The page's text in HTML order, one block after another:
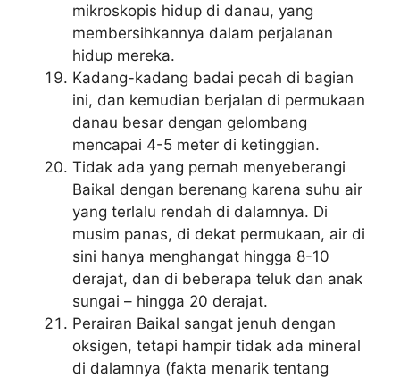
mikroskopis hidup di danau, yang
membersihkannya dalam perjalanan
hidup mereka.
Kadang-kadang badai pecah di bagian
ini, dan kemudian berjalan di permukaan
danau besar dengan gelombang
mencapai 4-5 meter di ketinggian.
Tidak ada yang pernah menyeberangi
Baikal dengan berenang karena suhu air
yang terlalu rendah di dalamnya. Di
musim panas, di dekat permukaan, air di
sini hanya menghangat hingga 8-10
derajat, dan di beberapa teluk dan anak
sungai – hingga 20 derajat.
Perairan Baikal sangat jenuh dengan
oksigen, tetapi hampir tidak ada mineral
di dalamnya (fakta menarik tentang